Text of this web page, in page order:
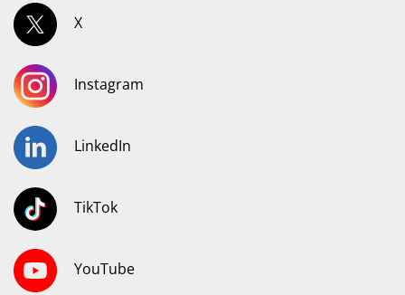
X
Instagram
LinkedIn
TikTok
YouTube